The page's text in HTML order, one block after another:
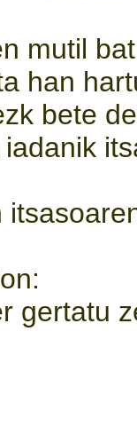
mutil
han
bete
gertatu